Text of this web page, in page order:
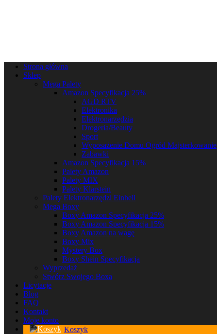
Strona główna
Sklep
Mega Palety
Amazon Specyfikacja 25%
AGD RTV
Elektronika
Elektronarzędzia
Drogeria/Beauty
Sport
Wyposażenie Domu Ogród Majsterkowanie
Zabawki
Amazon Specyfikacja 15%
Palety Amazon
Palety MIX
Palety Klarstein
Palety Elektronarzędzi Einhell
Mega Boxy
Boxy Amazon Specyfikacja 25%
Boxy Amazon Specyfikacja 15%
Boxy Amazon na wagę
Boxy Mix
Mystery Box
Boxy Shein Specyfikacja
Wyprzedaż
Stwórz Swojego Boxa
Licytacje
Blog
FAQ
Kontakt
Moje konto
Koszyk